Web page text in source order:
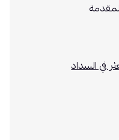
في السداد